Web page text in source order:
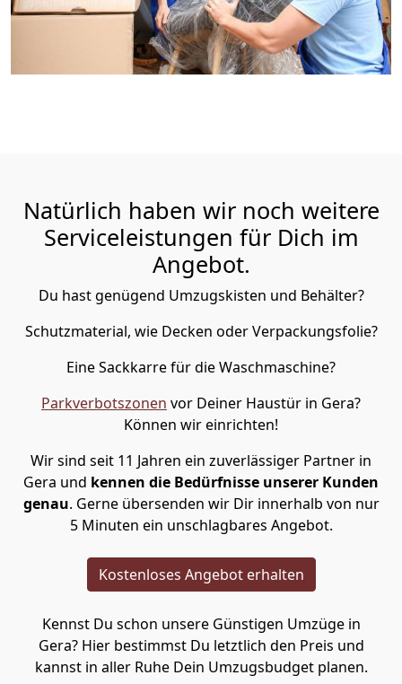
Natürlich haben wir noch weitere
Serviceleistungen für Dich im
Angebot.
Du hast genügend Umzugskisten und Behälter?
Schutzmaterial, wie Decken oder Verpackungsfolie?
Eine Sackkarre für die Waschmaschine?
Parkverbotszonen vor Deiner Haustür in Gera?
Können wir einrichten!
Wir sind seit 11 Jahren ein zuverlässiger Partner in
Gera und kennen die Bedürfnisse unserer Kunden
genau. Gerne übersenden wir Dir innerhalb von nur
5 Minuten ein unschlagbares Angebot.
Kostenloses Angebot erhalten
Kennst Du schon unsere Günstigen Umzüge in
Gera? Hier bestimmst Du letztlich den Preis und
kannst in aller Ruhe Dein Umzugsbudget planen.